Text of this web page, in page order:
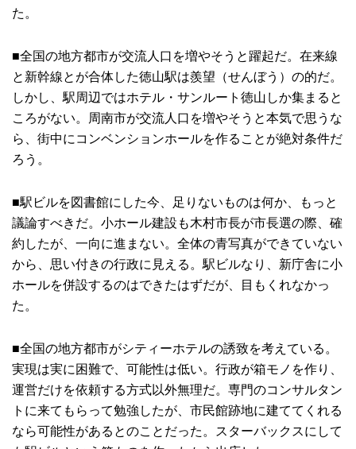
た。
■全国の地方都市が交流人口を増やそうと躍起だ。在来線
と新幹線とが合体した徳山駅は羨望（せんぼう）の的だ。
しかし、駅周辺ではホテル・サンルート徳山しか集まると
ころがない。周南市が交流人口を増やそうと本気で思うな
ら、街中にコンベンションホールを作ることが絶対条件だ
ろう。
■駅ビルを図書館にした今、足りないものは何か、もっと
議論すべきだ。小ホール建設も木村市長が市長選の際、確
約したが、一向に進まない。全体の青写真ができていない
から、思い付きの行政に見える。駅ビルなり、新庁舎に小
ホールを併設するのはできたはずだが、目もくれなかっ
た。
■全国の地方都市がシティーホテルの誘致を考えている。
実現は実に困難で、可能性は低い。行政が箱モノを作り、
運営だけを依頼する方式以外無理だ。専門のコンサルタン
トに来てもらって勉強したが、市民館跡地に建ててくれる
なら可能性があるとのことだった。スターバックスにして